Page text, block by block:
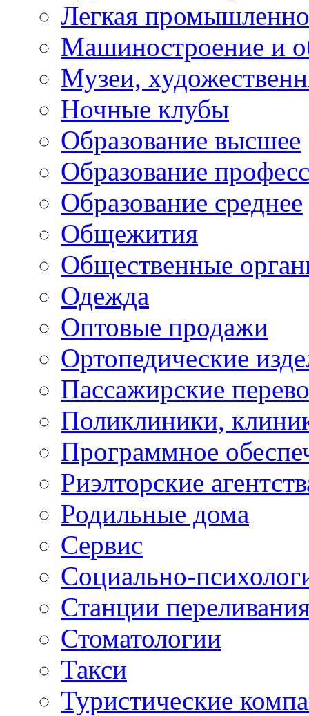
Легкая
Машиностроение и
Музеи,
Ночные клубы
Образование высшее
Образование
Образование среднее
Общежития
Общественные
Одежда
Оптовые продажи
Ортопедические
Пассажирские
Поликлиники,
Программное
Риэлторские
Родильные дома
Сервис
Социально-
Станции
Стоматологии
Такси
Туристические